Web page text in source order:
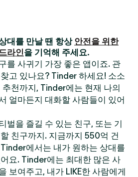
대를 만날 땐 항상 안전을 위한
라인을 기억해 주세요.
를 사귀기 가장 좋은 앱이죠. 관
고 있나요? Tinder 하세요! 소소
천까지, Tinder에는 현재 나의
얼마든지 대화할 사람들이 있어
벌을 즐길 수 있는 친구, 또는 기
친구까지. 지금까지 550억 건
에서는 내가 원하는 상대를
요. Tinder에는 최대한 많은 사
보여주고, 내가 LIKE한 사람에게